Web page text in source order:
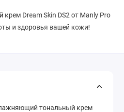
Dream Skin DS2 от Manly Pro
и здоровья вашей кожи!
тональный крем